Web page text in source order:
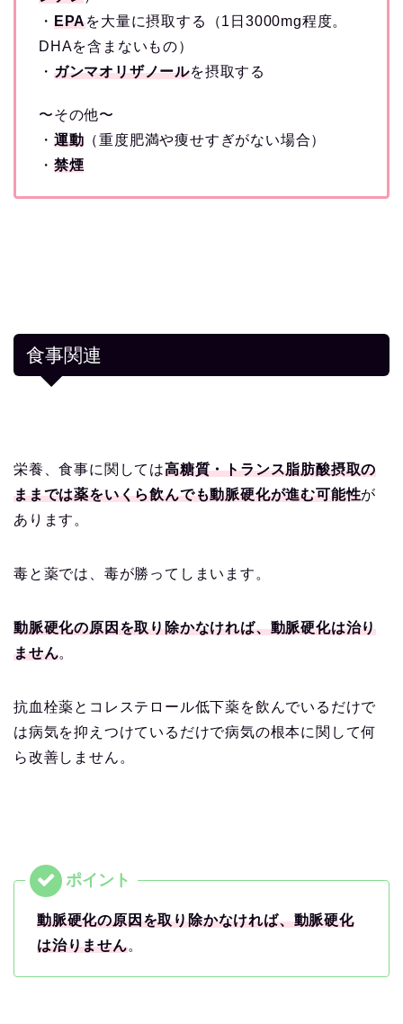
・ EPAを大量に摂取する（1日3000mg程度。
DHAを含まないもの）
・ ガンマオリザノールを摂取する
〜その他〜
・ 運動 （重度肥満や痩せすぎがない場合）
・ 禁煙
食事関連
栄養、食事に関しては高糖質・トランス脂肪酸摂取の
ままでは薬をいくら飲んでも動脈硬化が進む可能性が
あります。
毒と薬では、毒が勝ってしまいます。
動脈硬化の原因を取り除かなければ、動脈硬化は治り
ません。
抗血栓薬とコレステロール低下薬を飲んでいるだけで
は病気を抑えつけているだけで病気の根本に関して何
ら改善しません。
動脈硬化の原因を取り除かなければ、動脈硬化
は治りません。